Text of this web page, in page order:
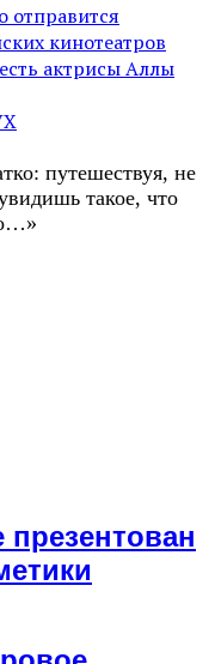
отправится
кинотеатров
актрисы Аллы
путешествуя, не
такое, что